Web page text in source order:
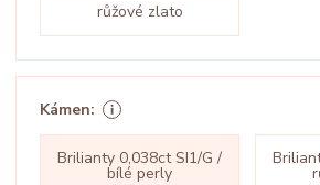
růžové zlato
Kámen:
Brilianty 0,038ct SI1/G /
bílé perly